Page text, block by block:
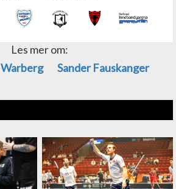
Les mer om:
Warberg Sander Fauskanger